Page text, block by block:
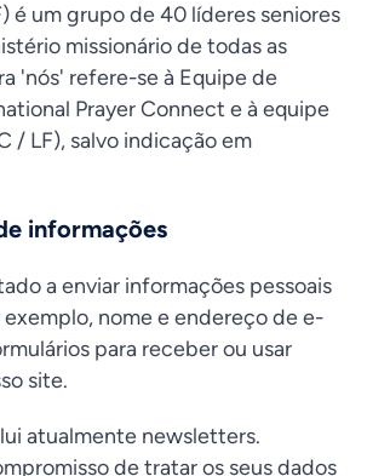
é um grupo de 40 líderes seniores
missionário de todas as
'nós' refere-se à Equipe de
Prayer Connect e à equipe
/ LF), salvo indicação em
informações
a enviar informações pessoais
nome e endereço de e-
para receber ou usar
site.
atualmente newsletters.
de tratar os seus dados